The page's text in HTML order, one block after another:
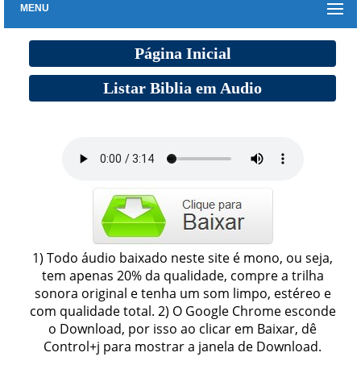
MENU
Página Inicial
Listar Biblia em Audio
1) Todo áudio baixado neste site é mono, ou seja,
tem apenas 20% da qualidade, compre a trilha
sonora original e tenha um som limpo, estéreo e
com qualidade total. 2) O Google Chrome esconde
o Download, por isso ao clicar em Baixar, dê
Control+j para mostrar a janela de Download.